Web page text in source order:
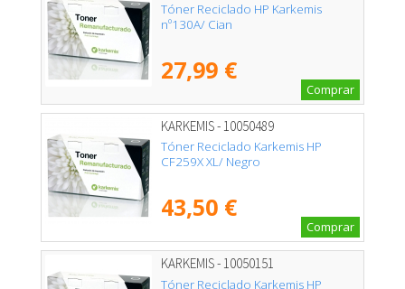
Tóner Reciclado HP Karkemis
nº130A/ Cian
27,99 €
Comprar
KARKEMIS - 10050489
Tóner Reciclado Karkemis HP
CF259X XL/ Negro
43,50 €
Comprar
KARKEMIS - 10050151
Tóner Reciclado Karkemis HP